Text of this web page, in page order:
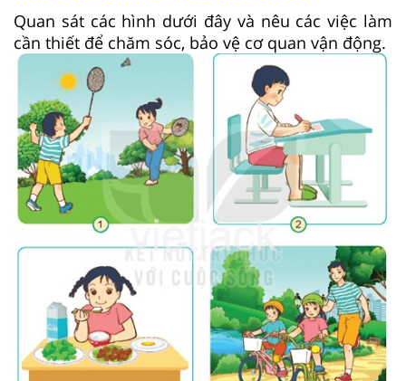
Quan sát các hình dưới đây và nêu các việc làm
cần thiết để chăm sóc, bảo vệ cơ quan vận động.